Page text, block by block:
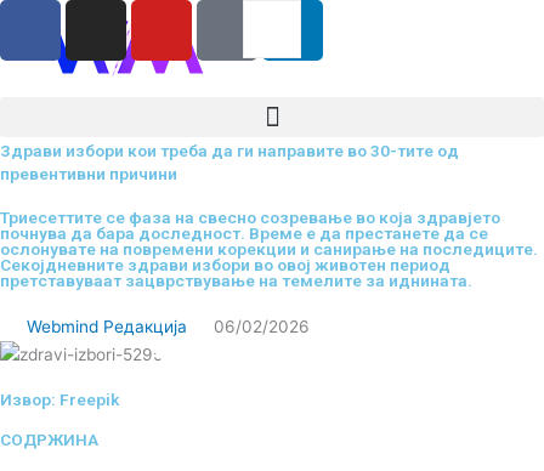
content
RS
ENG
o
k
s
g
a
m
u
b
i
-
t
i
k
t
d
n
Здрави избори кои треба да ги направите во 30-тите од
превентивни причини
Триесеттите се фаза на свесно созревање во која здравјето
почнува да бара доследност. Време е да престанете да се
ослонувате на повремени корекции и санирање на последиците.
Секојдневните здрави избори во овој животен период
претставуваат зацврствување на темелите за иднината.
Webmind Редакција 06/02/2026
Извор: Freepik
СОДРЖИНА